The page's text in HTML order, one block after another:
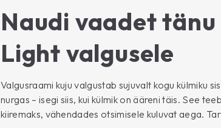
Naudi vaadet
Light valgusele
Valgusraami kuju valgustab sujuvalt kogu külmiku
nurgas – isegi siis, kui külmik on ääreni täis. See
kiiremaks, vähendades otsimisele kuluvat aega.